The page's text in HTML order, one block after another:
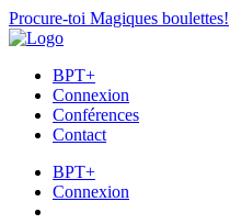
Procure-toi Magiques boulettes!
BPT+
Connexion
Conférences
Contact
BPT+
Connexion